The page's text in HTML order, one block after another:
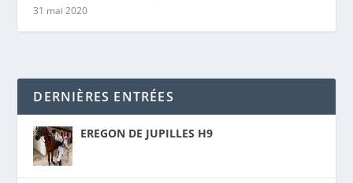
31 mai 2020
DERNIÈRES ENTRÉES
EREGON DE JUPILLES H9